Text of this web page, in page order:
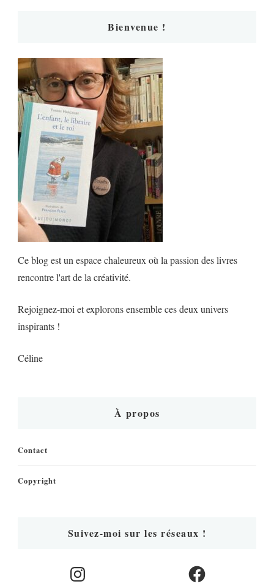
Bienvenue !
Ce blog est un espace chaleureux où la passion des livres
rencontre l'art de la créativité.
Rejoignez-moi et explorons ensemble ces deux univers
inspirants !
Céline
À propos
Contact
Copyright
Suivez-moi sur les réseaux !
Instagram Facebook